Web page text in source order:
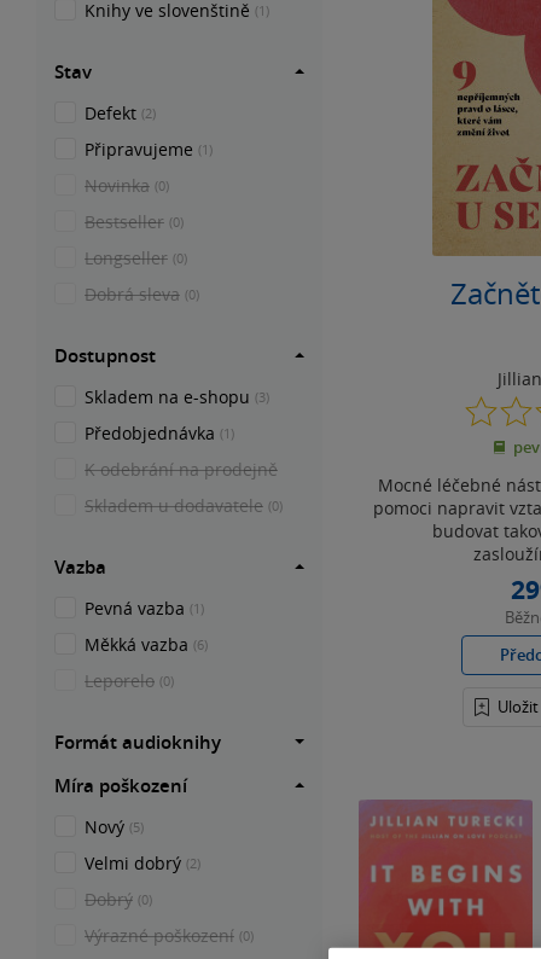
Mocné léčebné
pomoci napravit
budovat
Knihy ve slovenštině (1)
Stav
Defekt (2)
Připravujeme (1)
Novinka (0)
Bestseller (0)
Longseller (0)
Dobrá sleva (0)
Dostupnost
Skladem na e-shopu (3)
Předobjednávka (1)
K odebrání na prodejně
Skladem u dodavatele (0)
Vazba
Pevná vazba (1)
Měkká vazba (6)
Leporelo (0)
Formát audioknihy
Míra poškození
Nový (5)
Velmi dobrý (2)
Dobrý (0)
Výrazné poškození (0)